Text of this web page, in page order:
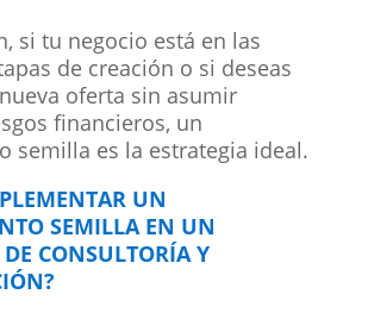
si tu negocio está en las
de creación o si deseas
oferta sin asumir
financieros, un
semilla es la estrategia ideal.
UN
SEMILLA EN UN
CONSULTORÍA Y